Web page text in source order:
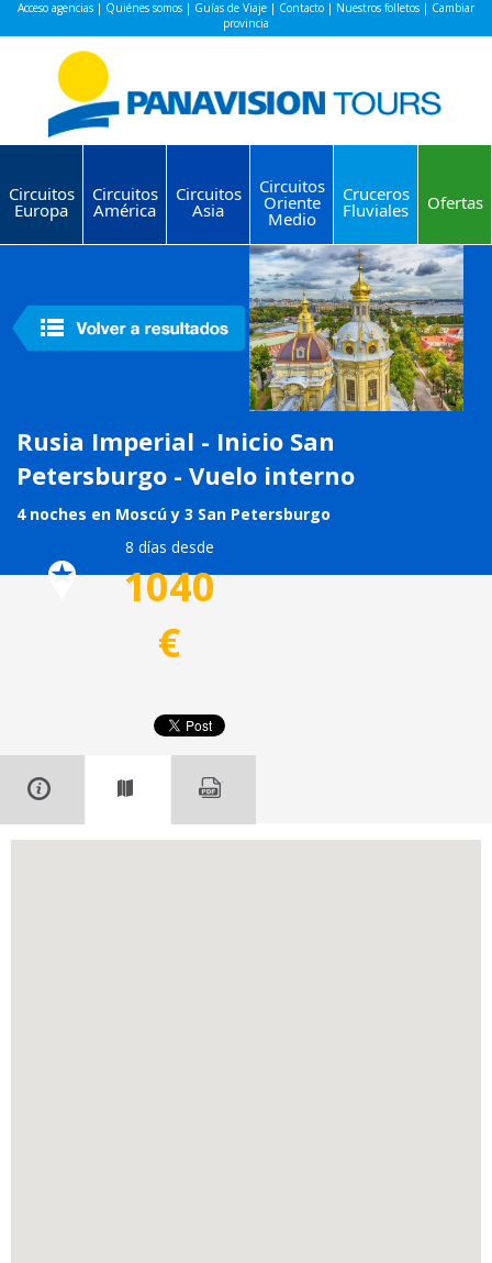
Acceso agencias | Quiénes somos | Guías de Viaje | Contacto | Nuestros folletos | Cambiar
provincia
Circuitos
Europa
Circuitos
América
Circuitos
Asia
Circuitos
Oriente
Medio
Cruceros
Fluviales Ofertas
Rusia Imperial - Inicio San
Petersburgo - Vuelo interno
4 noches en Moscú y 3 San Petersburgo
8 días desde
1040
€